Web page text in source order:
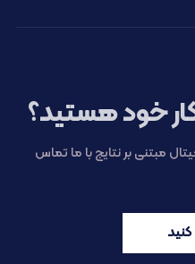
خود هستید؟
مبتنی بر نتایج با ما تماس